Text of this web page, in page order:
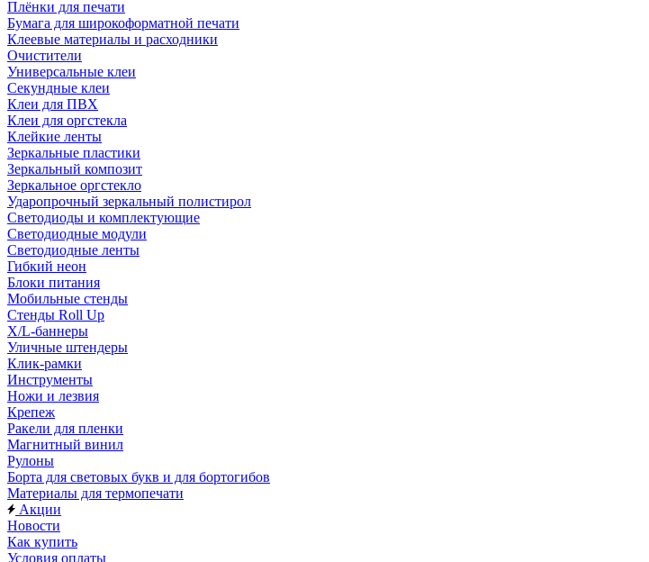
Плёнки для печати
Бумага для широкоформатной печати
Клеевые материалы и расходники
Очистители
Универсальные клеи
Секундные клеи
Клеи для ПВХ
Клеи для оргстекла
Клейкие ленты
Зеркальные пластики
Зеркальный композит
Зеркальное оргстекло
Ударопрочный зеркальный полистирол
Светодиоды и комплектующие
Светодиодные модули
Светодиодные ленты
Гибкий неон
Блоки питания
Мобильные стенды
Стенды Roll Up
X/L-баннеры
Уличные штендеры
Клик-рамки
Инструменты
Ножи и лезвия
Крепеж
Ракели для пленки
Магнитный винил
Рулоны
Борта для световых букв и для бортогибов
Материалы для термопечати
Акции
Новости
Как купить
Условия оплаты